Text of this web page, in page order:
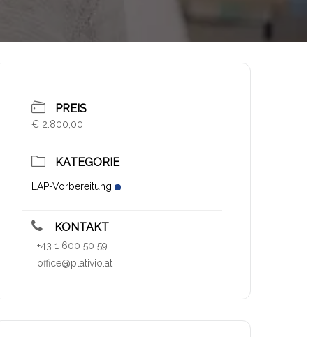
PREIS
€ 2.800,00
KATEGORIE
LAP-Vorbereitung
KONTAKT
+43 1 600 50 59
office@plativio.at